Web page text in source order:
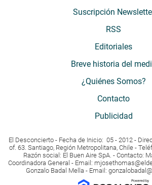
Suscripción
RSS
Editoriales
Breve historia del
¿Quiénes Somos?
Contacto
Publicidad
El Desconcierto - Fecha de Inicio: 05 - 2012 -
of. 63. Santiago, Región Metropolitana, Chile -
Razón social: El Buen Aire SpA. - Contacto:
Coordinadora General - Email:
Gonzalo Badal Mella - Email: